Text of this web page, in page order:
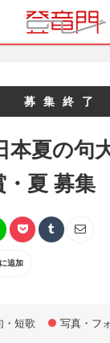
募集終了
本夏の句
・夏 募集
追加
・短歌 写真・フ